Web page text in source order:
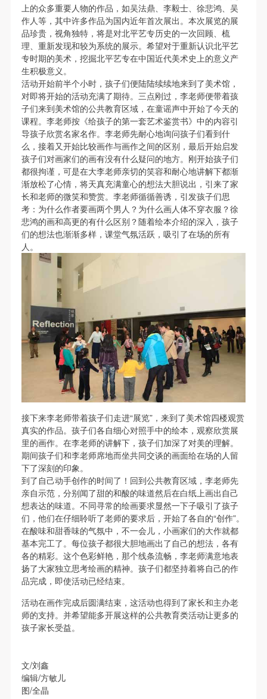
上的众多重要人物的作品，如吴法鼎、李毅士、徐悲鸿、吴
作人等，其中许多作品为国内近年首次展出。本次展览的展
品珍贵，视角独特，将是对北平艺专历史的一次回顾、梳
理、重新发现和较为系统的展示。希望对于重新认识北平艺
专时期的美术，挖掘北平艺专在中国近代美术史上的意义产
生积极意义。
活动开始前半个小时，孩子们便陆陆续续地来到了美术馆，
对即将开始的活动充满了期待。三点刚过，李老师便带着孩
子们来到美术馆的公共教育区域，在童谣声中开始了今天的
课程。李老师按《给孩子的第一套艺术鉴赏书》中的内容引
导孩子欣赏名家名作。李老师先耐心地询问孩子们看到什
么，接着又开始比较画作与画作之间的区别，最后开始启发
孩子们对画家们的画有没有什么疑问的地方。刚开始孩子们
都很拘谨，可是在大李老师亲切的笑容和耐心地讲解下都渐
渐放松了心情，将天真充满童心的想法大胆说出，引来了家
长和老师的微笑和赞赏。李老师循循善诱，引发孩子们思
考：为什么作者要画两个男人？为什么画人体不穿衣服？徐
悲鸿的画和高更的有什么区别？随着绘本介绍的深入，孩子
们的想法也渐渐多样，课堂气氛活跃，吸引了在场的所有
人。
接下来李老师带着孩子们走进“展览”，来到了美术馆四楼观赏
真实的作品。孩子们各自细心对照手中的绘本，观察欣赏展
里的画作。在李老师的讲解下，孩子们加深了对美的理解。
期间孩子们和李老师席地而坐共同交谈的画面给在场的人留
下了深刻的印象。
到了自己动手创作的时间了！回到公共教育区域，李老师先
亲自示范，分别闻了甜的和酸的味道然后在白纸上画出自己
想表达的味道。不同寻常的绘画要求显然一下子吸引了孩子
们，他们在仔细聆听了老师的要求后，开始了各自的“创作”。
在酸味和甜香味的气氛中，不一会儿，小画家们的大作就都
基本完工了。每位孩子都很大胆地画出了自己的想法，各有
各的精彩。这个色彩鲜艳，那个线条流畅，李老师满意地表
扬了大家独立思考绘画的精神。孩子们都坚持着将自己的作
品完成，即使活动已经结束。
活动在画作完成后圆满结束，这活动也得到了家长和主办老
师的支持。并希望能多开展这样的公共教育类活动让更多的
孩子家长受益。
文/刘鑫
编辑/方敏儿
图/全晶
参与活动者在参与活动时应当在美术馆工作人员及活
动导师、教师指导下进行，并正确的使用活动中所涉
及到的绘画工具、创作材料及配套设备、设施，若参
与者因个人原因在使用相应绘画工具、创作材料及配
套设备、设施造成个人受伤、伤害他人及造成相应工
具、材料、设备或设施的故障或损坏。参与活动者应
当承当相应的全部责任，并主动赔偿相应的经济损
失。活动中任何非事故当事人及美术馆将不承担人身
事故的任何责任。
中央美术学院美术馆肖像权许可使用协议
根据《中华人民共和国广告法》、《中华人民共和国
民法通则》以及 最高人民法院关于贯彻执行 《中华
人民共和国民法通则》若干问题的意见（试行）>的
有关规定，为明确肖像许可方（甲方）和使用方（乙
方）的权利义务关系，经双方友好协商，甲乙双方就
带有甲方肖像的作品的使用达成如下一致协议：
一、 一般约定
（1）、甲方为本协议中的肖像权人，自愿将自己的
肖像权许可乙方作符合本协议约定和法律规定的用
（2）、乙方中央美术学院美术馆是一所具有标志
性、专业性、国际化的现代公共美术馆。中央美术学
院美术馆与时代同行，努力塑造一个开放、自由、学
术的空间氛围，竭诚与各单位、企业、机构、艺术家
和观众进行良好互动。以学院的学术研究为基础，积
极策划国际、国内多视角、多领域的展览、论坛及公
共教育活动，为美院师生、中外艺术家以及社会公众
提供一个交流、学习、展示的平台。作为一家公益性
单位，其开展的公共教育活动以学术性和公益性为
主。
（3）、乙方为甲方拍摄中央美术学院公共教育部所
有公教活动。
二、拍摄内容、使用形式、使用地域范围
（1）、拍摄内容 乙方拍摄的带有甲方肖像的作品内
容包括：①中央美术学院美术馆②中央美术学院校园
动。
（2）、使用形式 用于中央美术学院图书出版、销售
适用地域范围包括国内和国外。
使用肖像的媒介限于不损害甲方肖像权的任何媒介
参与活动者在参与活动时应当在美术馆工作人员及活
动导师、教师指导下进行，并正确的使用活动中所涉
及到的绘画工具、创作材料及配套设备、设施，若参
与者因个人原因在使用相应绘画工具、创作材料及配
套设备、设施造成个人受伤、伤害他人及造成相应工
具、材料、设备或设施的故障或损坏。参与活动者应
当承当相应的全部责任，并主动赔偿相应的经济损
失。活动中任何非事故当事人及美术馆将不承担人身
事故的任何责任。
中央美术学院美术馆肖像权许可使用协议
根据《中华人民共和国广告法》、《中华人民共和国
民法通则》以及 最高人民法院关于贯彻执行 《中华
人民共和国民法通则》若干问题的意见（试行）>的
有关规定，为明确肖像许可方（甲方）和使用方（乙
方）的权利义务关系，经双方友好协商，甲乙双方就
带有甲方肖像的作品的使用达成如下一致协议：
一、 一般约定
（1）、甲方为本协议中的肖像权人，自愿将自己的
肖像权许可乙方作符合本协议约定和法律规定的用
（2）、乙方中央美术学院美术馆是一所具有标志
性、专业性、国际化的现代公共美术馆。中央美术学
院美术馆与时代同行，努力塑造一个开放、自由、学
术的空间氛围，竭诚与各单位、企业、机构、艺术家
和观众进行良好互动。以学院的学术研究为基础，积
极策划国际、国内多视角、多领域的展览、论坛及公
共教育活动，为美院师生、中外艺术家以及社会公众
提供一个交流、学习、展示的平台。作为一家公益性
单位，其开展的公共教育活动以学术性和公益性为
主。
（3）、乙方为甲方拍摄中央美术学院公共教育部所
有公教活动。
二、拍摄内容、使用形式、使用地域范围
（1）、拍摄内容 乙方拍摄的带有甲方肖像的作品内
容包括：①中央美术学院美术馆②中央美术学院校园
动。
（2）、使用形式 用于中央美术学院图书出版、销售
适用地域范围包括国内和国外。
使用肖像的媒介限于不损害甲方肖像权的任何媒介
参与活动者在参与活动时应当在美术馆工作人员及活
动导师、教师指导下进行，并正确的使用活动中所涉
及到的绘画工具、创作材料及配套设备、设施，若参
与者因个人原因在使用相应绘画工具、创作材料及配
套设备、设施造成个人受伤、伤害他人及造成相应工
具、材料、设备或设施的故障或损坏。参与活动者应
当承当相应的全部责任，并主动赔偿相应的经济损
失。活动中任何非事故当事人及美术馆将不承担人身
事故的任何责任。
中央美术学院美术馆肖像权许可使用协议
根据《中华人民共和国广告法》、《中华人民共和国
民法通则》以及 最高人民法院关于贯彻执行 《中华
人民共和国民法通则》若干问题的意见（试行）>的
有关规定，为明确肖像许可方（甲方）和使用方（乙
方）的权利义务关系，经双方友好协商，甲乙双方就
带有甲方肖像的作品的使用达成如下一致协议：
一、 一般约定
（1）、甲方为本协议中的肖像权人，自愿将自己的
肖像权许可乙方作符合本协议约定和法律规定的用
（2）、乙方中央美术学院美术馆是一所具有标志
性、专业性、国际化的现代公共美术馆。中央美术学
院美术馆与时代同行，努力塑造一个开放、自由、学
术的空间氛围，竭诚与各单位、企业、机构、艺术家
和观众进行良好互动。以学院的学术研究为基础，积
极策划国际、国内多视角、多领域的展览、论坛及公
共教育活动，为美院师生、中外艺术家以及社会公众
提供一个交流、学习、展示的平台。作为一家公益性
单位，其开展的公共教育活动以学术性和公益性为
主。
（3）、乙方为甲方拍摄中央美术学院公共教育部所
有公教活动。
二、拍摄内容、使用形式、使用地域范围
（1）、拍摄内容 乙方拍摄的带有甲方肖像的作品内
容包括：①中央美术学院美术馆②中央美术学院校园
动。
（2）、使用形式 用于中央美术学院图书出版、销售
适用地域范围包括国内和国外。
使用肖像的媒介限于不损害甲方肖像权的任何媒介
快捷登录 帐号密码登录
手机号码
发送验证码
验证码
登录
可使用雅昌艺术网会员账户登录